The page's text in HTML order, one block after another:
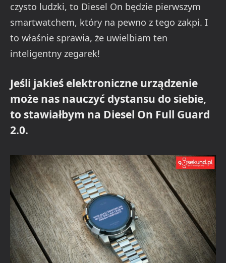
czysto ludzki, to Diesel On będzie pierwszym
smartwatchem, który na pewno z tego zakpi. I
to właśnie sprawia, że uwielbiam ten
inteligentny zegarek!
Jeśli jakieś elektroniczne urządzenie
może nas nauczyć dystansu do siebie,
to stawiałbym na Diesel On Full Guard
2.0.